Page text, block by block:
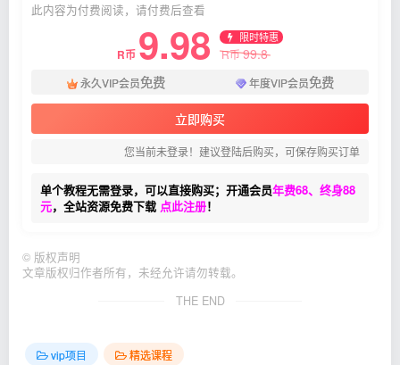
此内容为付费阅读，请付费后查看
R币 9.98 限时特惠
R币99.8
永久VIP会员免费 年度VIP会员免费
立即购买
您当前未登录！建议登陆后购买，可保存购买订单
单个教程无需登录，可以直接购买；开通会员年费68、终身88
元，全站资源免费下载 点此注册！
© 版权声明
文章版权归作者所有，未经允许请勿转载。
THE END
vip项目 精选课程